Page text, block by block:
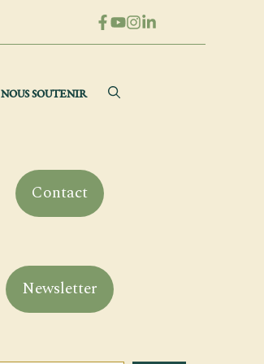
NOUS SOUTENIR
Contact
Newsletter